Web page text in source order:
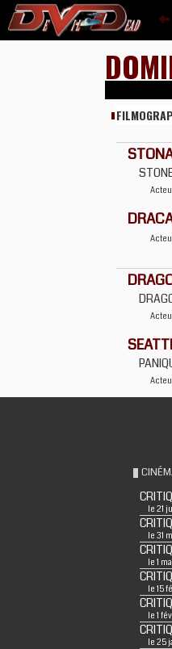
le 21
le 31
le 1
le 15
le 1
le 25